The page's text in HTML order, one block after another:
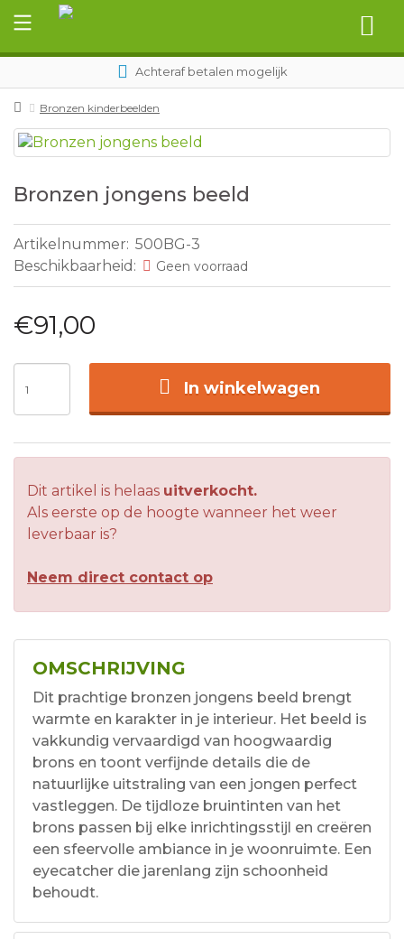
Achteraf betalen mogelijk
Bronzen kinderbeelden
Bronzen jongens beeld
Artikelnummer: 500BG-3
Beschikbaarheid:
Geen voorraad
€91,00
In winkelwagen
Dit artikel is helaas uitverkocht.
Als eerste op de hoogte wanneer het weer
leverbaar is?
Neem direct contact op
OMSCHRIJVING
Dit prachtige bronzen jongens beeld brengt
warmte en karakter in je interieur. Het beeld is
vakkundig vervaardigd van hoogwaardig
brons en toont verfijnde details die de
natuurlijke uitstraling van een jongen perfect
vastleggen. De tijdloze bruintinten van het
brons passen bij elke inrichtingsstijl en creëren
een sfeervolle ambiance in je woonruimte. Een
eyecatcher die jarenlang zijn schoonheid
behoudt.